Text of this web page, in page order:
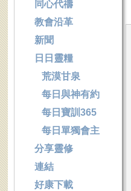
同心代禱
教會沿革
新聞
日日靈糧
荒漠甘泉
每日與神有約
每日寶訓365
每日單獨會主
分享靈修
連結
好康下載